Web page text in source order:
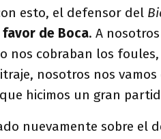
esto, el defensor del
de Boca. A
nos cobraban los
nosotros nos
hicimos un gran
nuevamente sobre el